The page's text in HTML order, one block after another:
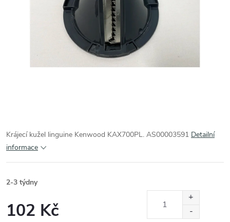
Krájecí kužel linguine Kenwood KAX700PL. AS00003591 Detailní
informace
2-3 týdny
102 Kč